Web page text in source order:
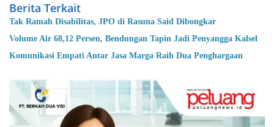
Berita Terkait
Tak Ramah Disabilitas, JPO di Rasuna Said Dibongkar
Volume Air 68,12 Persen, Bendungan Tapin Jadi Penyangga Kalsel
Komunikasi Empati Antar Jasa Marga Raih Dua Penghargaan